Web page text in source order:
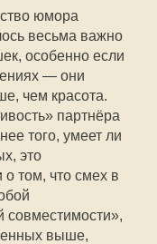
юмора
весьма важно
особенно если
— они
чем красота.
партнёра
того, умеет ли
это
о том, что смех в
совместимости»,
выше,